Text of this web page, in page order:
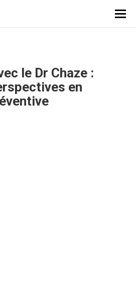
le Dr Chaze :
en